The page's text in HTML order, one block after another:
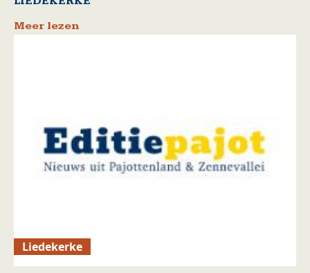
Meer lezen
Liedekerke